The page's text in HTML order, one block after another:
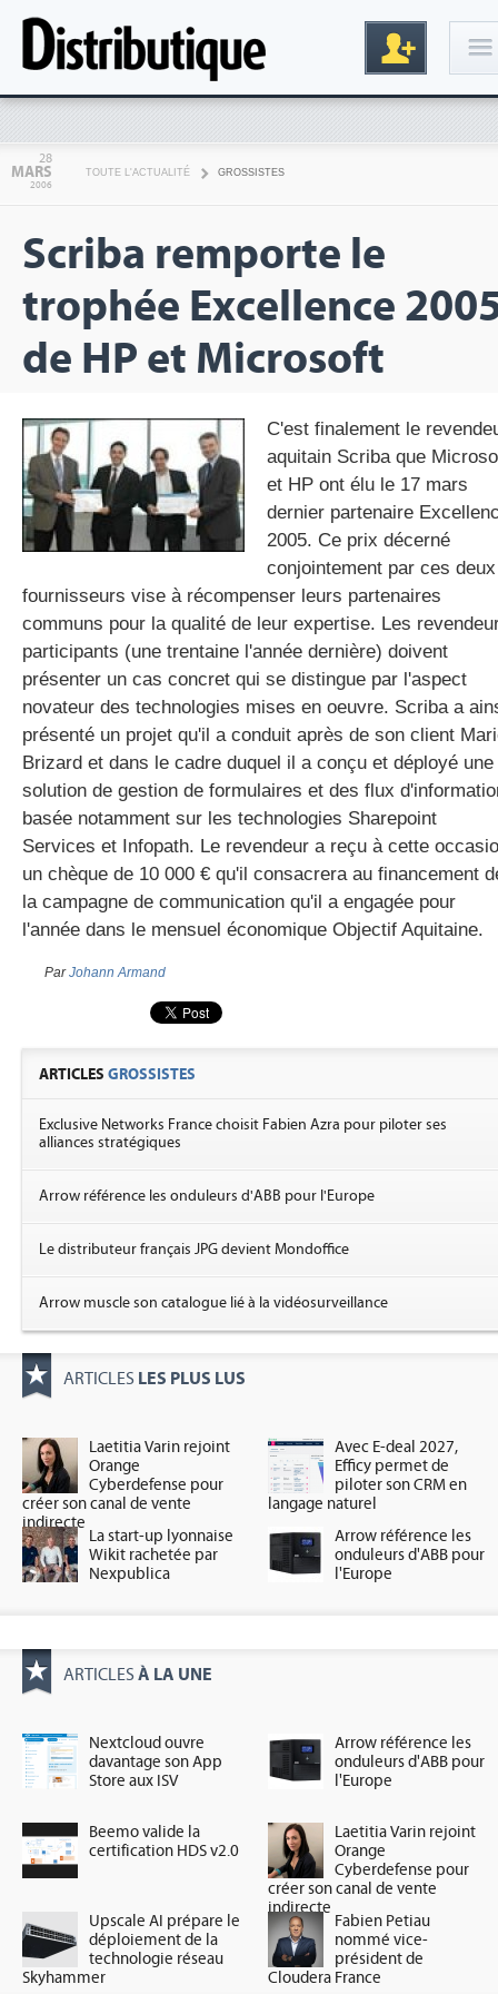
Inscription
gratuite
28
MARS
2006
TOUTE L'ACTUALITÉ GROSSISTES
Scriba remporte le
trophée Excellence
de HP et Microsoft
C'est finalement le
aquitain Scriba que
et HP ont élu le 17 mars
dernier partenaire
2005. Ce prix décerné
conjointement par ces deux
fournisseurs vise à récompenser leurs partenaires
communs pour la qualité de leur expertise. Les
participants (une trentaine l'année dernière) doivent
présenter un cas concret qui se distingue par l'aspect
novateur des technologies mises en oeuvre. Scriba a
présenté un projet qu'il a conduit après de son client
Brizard et dans le cadre duquel il a conçu et déployé une
solution de gestion de formulaires et des flux
basée notamment sur les technologies Sharepoint
Services et Infopath. Le revendeur a reçu à cette
un chèque de 10 000 € qu'il consacrera au financement
la campagne de communication qu'il a engagée pour
l'année dans le mensuel économique Objectif Aquitaine.
ParJohann Armand
ARTICLES GROSSISTES
Exclusive Networks France choisit Fabien Azra pour piloter ses
alliances stratégiques
Arrow référence les onduleurs d'ABB pour l'Europe
Le distributeur français JPG devient Mondoffice
Arrow muscle son catalogue lié à la vidéosurveillance
ARTICLES LES PLUS LUS
Laetitia Varin rejoint
Orange
Cyberdefense pour
créer son canal de vente
indirecte
Avec E-deal 2027,
Efficy permet de
piloter son CRM en
langage naturel
La start-up lyonnaise
Wikit rachetée par
Nexpublica
Arrow référence les
onduleurs d'ABB pour
l'Europe
ARTICLES À LA UNE
Nextcloud ouvre
davantage son App
Store aux ISV
Arrow référence les
onduleurs d'ABB pour
l'Europe
Beemo valide la
certification HDS v2.0
Laetitia Varin rejoint
Orange
Cyberdefense pour
créer son canal de vente
indirecte
Upscale AI prépare le
déploiement de la
technologie réseau
Skyhammer
Fabien Petiau
nommé vice-
président de
Cloudera France